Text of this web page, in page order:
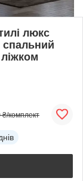
люкс
спальний
комплект